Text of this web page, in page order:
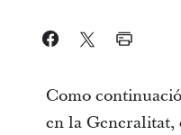
Como
en la Generalitat,